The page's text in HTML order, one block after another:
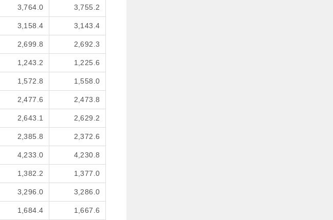
3,764.0 3,755.2
3,158.4 3,143.4
2,699.8 2,692.3
1,243.2 1,225.6
1,572.8 1,558.0
2,477.6 2,473.8
2,643.1 2,629.2
2,385.8 2,372.6
4,233.0 4,230.8
1,382.2 1,377.0
3,296.0 3,286.0
1,684.4 1,667.6